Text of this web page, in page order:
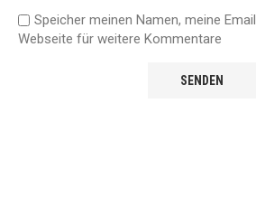
Speicher meinen Namen, meine
Webseite für weitere Kommentare